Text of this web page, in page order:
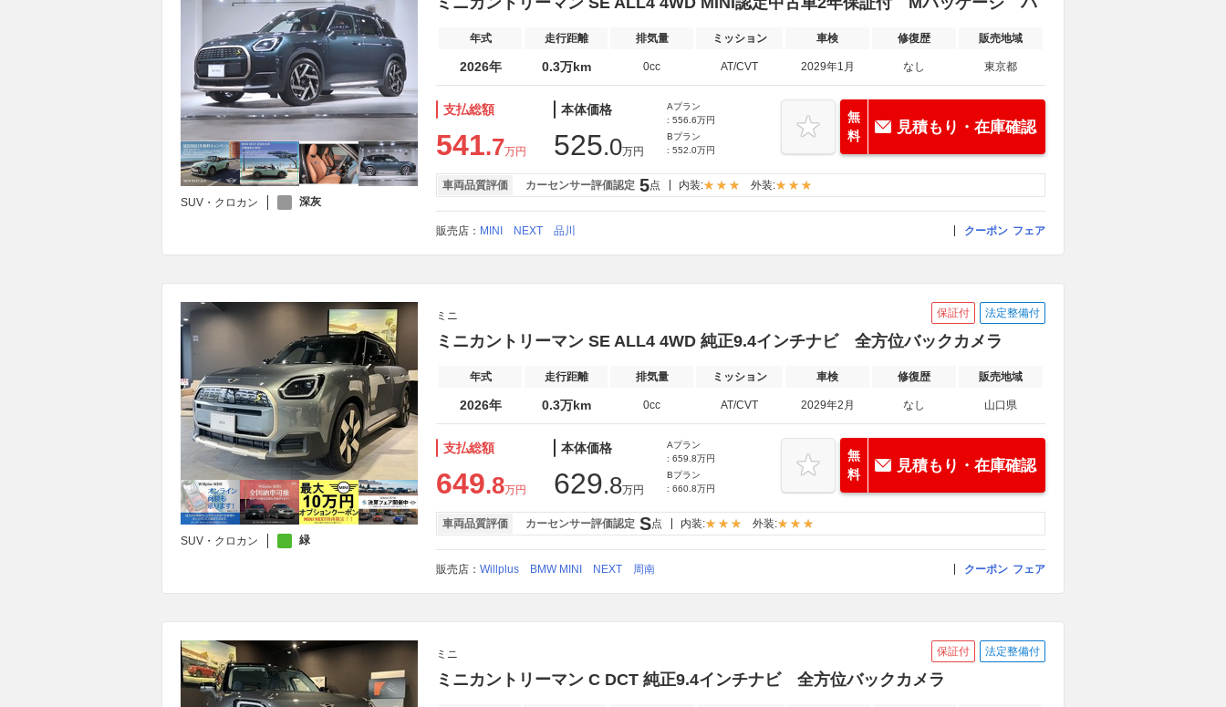
SUV・クロカン 深灰
年式 走行距離 排気量 ミッション 車検 修復歴 販売地域
2026年 0.3万km 0cc AT/CVT 2029年1月 なし 東京都
支払総額
541.7万円
本体価格
525.0万円
Aプラン
: 556.6万円
Bプラン
: 552.0万円
無
料
見積もり・在庫確認
車両品質評価 カーセンサー評価認定 5点 内装: 外装:
販売店： MINI NEXT 品川 クーポン フェア
SUV・クロカン 緑
ミニ 保証付 法定整備付
ミニカントリーマン SE ALL4 4WD 純正9.4インチナビ 全方位バックカメラ
年式 走行距離 排気量 ミッション 車検 修復歴 販売地域
2026年 0.3万km 0cc AT/CVT 2029年2月 なし 山口県
支払総額
649.8万円
本体価格
629.8万円
Aプラン
: 659.8万円
Bプラン
: 660.8万円
無
料
見積もり・在庫確認
車両品質評価 カーセンサー評価認定 S点 内装: 外装:
販売店： Willplus BMW MINI NEXT 周南 クーポン フェア
ミニ 保証付 法定整備付
ミニカントリーマン C DCT 純正9.4インチナビ 全方位バックカメラ